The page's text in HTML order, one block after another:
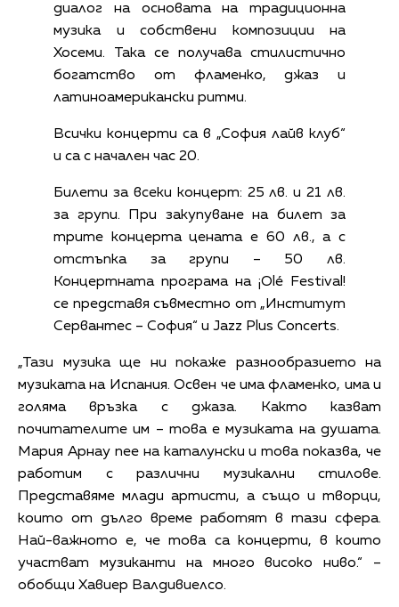
диалог на основата на традиционна
музика и собствени композиции на
Хосеми. Така се получава стилистично
богатство от фламенко, джаз и
латиноамерикански ритми.
Всички концерти са в „София лайв клуб“
и са с начален час 20.
Билети за всеки концерт: 25 лв. и 21 лв.
за групи. При закупуване на билет за
трите концерта цената е 60 лв., а с
отстъпка за групи – 50 лв.
Концертната програма на ¡Olé Festival!
се представя съвместно от „Институт
Сервантес – София“ и Jazz Plus Concerts.
„Тази музика ще ни покаже разнообразието на
музиката на Испания. Освен че има фламенко, има и
голяма връзка с джаза. Както казват
почитателите им – това е музиката на душата.
Мария Арнау пее на каталунски и това показва, че
работим с различни музикални стилове.
Представяме млади артисти, а също и творци,
които от дълго време работят в тази сфера.
Най-важното е, че това са концерти, в които
участват музиканти на много високо ниво.“ –
обобщи Хавиер Валдивиелсо.